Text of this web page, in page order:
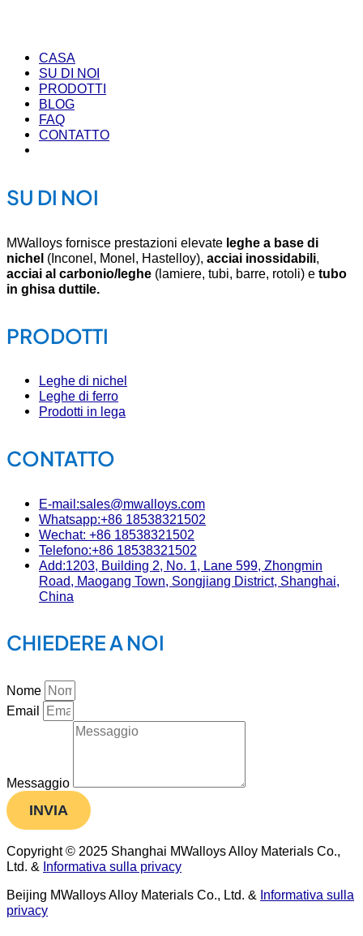
CASA
SU DI NOI
PRODOTTI
BLOG
FAQ
CONTATTO
SU DI NOI
MWalloys fornisce prestazioni elevate leghe a base di
nichel (Inconel, Monel, Hastelloy), acciai inossidabili,
acciai al carbonio/leghe (lamiere, tubi, barre, rotoli) e tubo
in ghisa duttile.
PRODOTTI
Leghe di nichel
Leghe di ferro
Prodotti in lega
CONTATTO
E-mail:sales@mwalloys.com
Whatsapp:+86 18538321502
Wechat: +86 18538321502
Telefono:+86 18538321502
Add:1203, Building 2, No. 1, Lane 599, Zhongmin
Road, Maogang Town, Songjiang District, Shanghai,
China
CHIEDERE A NOI
Nome
Email
Messaggio
INVIA
Copyright © 2025 Shanghai MWalloys Alloy Materials Co.,
Ltd. & Informativa sulla privacy
Beijing MWalloys Alloy Materials Co., Ltd. & Informativa sulla
privacy